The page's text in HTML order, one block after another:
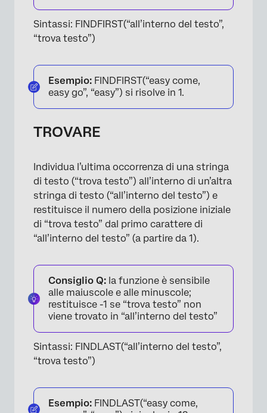
Sintassi: FINDFIRST(“all’interno del testo”,
“trova testo”)
Esempio: FINDFIRST(“easy come,
easy go”, “easy”) si risolve in 1.
TROVARE
Individua l’ultima occorrenza di una stringa
di testo (“trova testo”) all’interno di un’altra
stringa di testo (“all’interno del testo”) e
restituisce il numero della posizione iniziale
di “trova testo” dal primo carattere di
“all’interno del testo” (a partire da 1).
Consiglio Q: la funzione è sensibile
alle maiuscole e alle minuscole;
restituisce -1 se “trova testo” non
viene trovato in “all’interno del testo”
Sintassi: FINDLAST(“all’interno del testo”,
“trova testo”)
Esempio: FINDLAST(“easy come,